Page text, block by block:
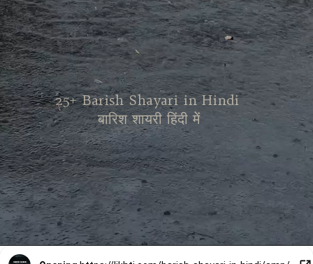
25+ Barish Shayari in Hindi
बारिश शायरी हिंदी में